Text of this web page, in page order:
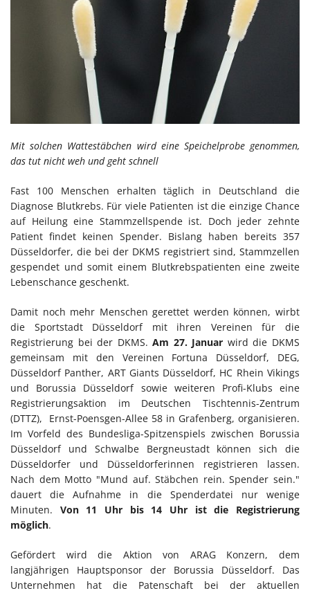
Mit solchen Wattestäbchen wird eine Speichelprobe genommen,
das tut nicht weh und geht schnell
Fast 100 Menschen erhalten täglich in Deutschland die
Diagnose Blutkrebs. Für viele Patienten ist die einzige Chance
auf Heilung eine Stammzellspende ist. Doch jeder zehnte
Patient findet keinen Spender. Bislang haben bereits 357
Düsseldorfer, die bei der DKMS registriert sind, Stammzellen
gespendet und somit einem Blutkrebspatienten eine zweite
Lebenschance geschenkt.
Damit noch mehr Menschen gerettet werden können, wirbt
die Sportstadt Düsseldorf mit ihren Vereinen für die
Registrierung bei der DKMS.Am 27. Januar wird die DKMS
gemeinsam mit den Vereinen Fortuna Düsseldorf, DEG,
Düsseldorf Panther, ART Giants Düsseldorf, HC Rhein Vikings
und Borussia Düsseldorf sowie weiteren Profi-Klubs eine
Registrierungsaktion im Deutschen Tischtennis-Zentrum
(DTTZ), Ernst-Poensgen-Allee 58 in Grafenberg, organisieren.
Im Vorfeld des Bundesliga-Spitzenspiels zwischen Borussia
Düsseldorf und Schwalbe Bergneustadt können sich die
Düsseldorfer und Düsseldorferinnen registrieren lassen.
Nach dem Motto "Mund auf. Stäbchen rein. Spender sein."
dauert die Aufnahme in die Spenderdatei nur wenige
Minuten. Von 11 Uhr bis 14 Uhr ist die Registrierung
möglich.
Gefördert wird die Aktion von ARAG Konzern, dem
langjährigen Hauptsponsor der Borussia Düsseldorf. Das
Unternehmen hat die Patenschaft bei der aktuellen